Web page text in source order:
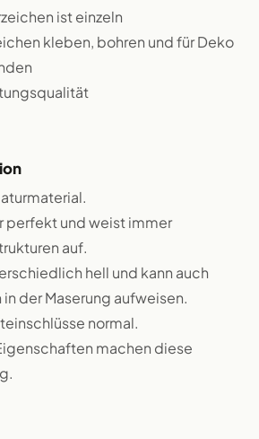
ist einzeln
kleben, bohren und für Deko
perfekt und weist immer
auf.
hell und kann auch
der Maserung aufweisen.
normal.
machen diese